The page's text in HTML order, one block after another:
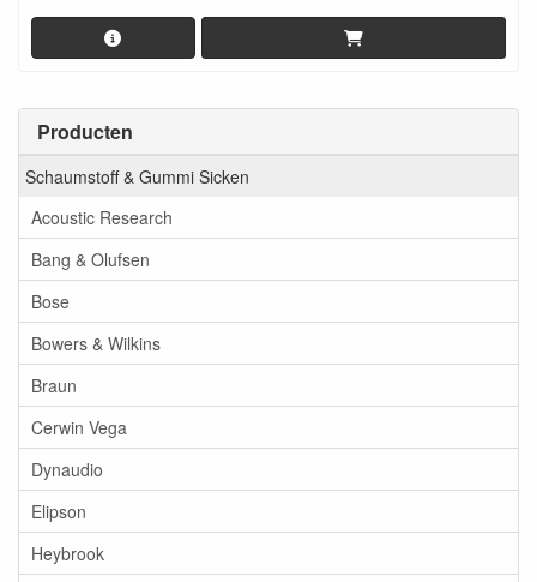
Producten
Schaumstoff & Gummi Sicken
Acoustic Research
Bang & Olufsen
Bose
Bowers & Wilkins
Braun
Cerwin Vega
Dynaudio
Elipson
Heybrook